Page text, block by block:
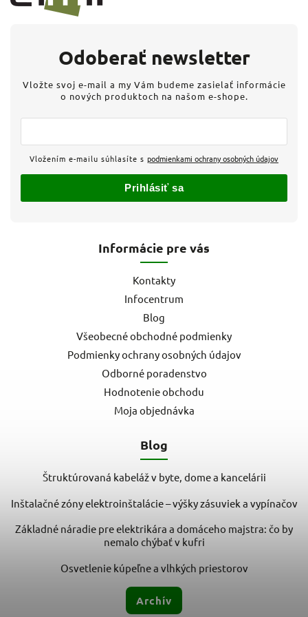
Informácie pre vás
Kontakty
Infocentrum
Blog
Všeobecné obchodné podmienky
Podmienky ochrany osobných údajov
Odborné poradenstvo
Hodnotenie obchodu
Moja objednávka
Blog
Štruktúrovaná kabeláž v byte, dome a kancelárii
Inštalačné zóny elektroinštalácie – výšky zásuviek a vypínačov
Základné náradie pre elektrikára a domáceho majstra: čo by
nemalo chýbať v kufri
Osvetlenie kúpeľne a vlhkých priestorov
Archív
Odoberať newsletter
Vložte svoj e-mail a my Vám budeme zasielať informácie
o nových produktoch na našom e-shope.
Vložením e-mailu súhlasíte s podmienkami ochrany osobných údajov
Prihlásiť sa